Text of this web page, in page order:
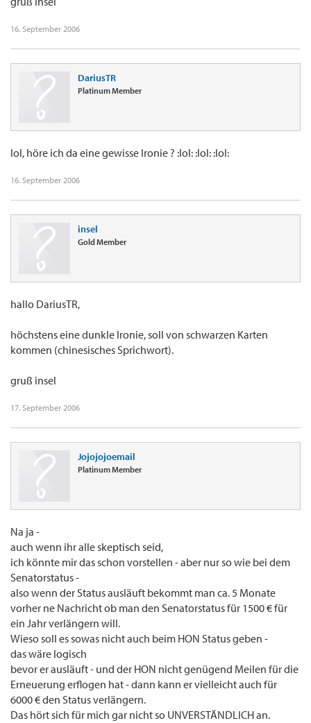
16. September 2006
DariusTR
Platinum Member
lol, höre ich da eine gewisse Ironie ? :lol: :lol: :lol:
16. September 2006
insel
Gold Member
hallo DariusTR,
höchstens eine dunkle Ironie, soll von schwarzen Karten
kommen (chinesisches Sprichwort).
gruß insel
17. September 2006
Jojojojoemail
Platinum Member
Na ja -
auch wenn ihr alle skeptisch seid,
ich könnte mir das schon vorstellen - aber nur so wie bei dem
Senatorstatus -
also wenn der Status ausläuft bekommt man ca. 5 Monate
vorher ne Nachricht ob man den Senatorstatus für 1500 € für
ein Jahr verlängern will.
Wieso soll es sowas nicht auch beim HON Status geben -
das wäre logisch
bevor er ausläuft - und der HON nicht genügend Meilen für die
Erneuerung erflogen hat - dann kann er vielleicht auch für
6000 € den Status verlängern.
Das hört sich für mich gar nicht so UNVERSTÄNDLICH an.